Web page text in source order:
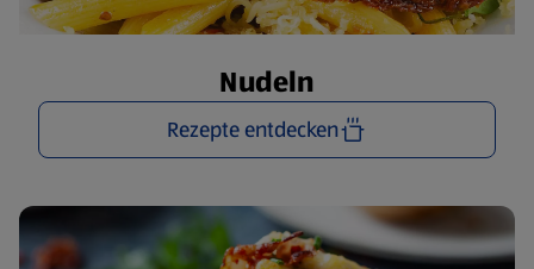
Nudeln
Rezepte entdecken